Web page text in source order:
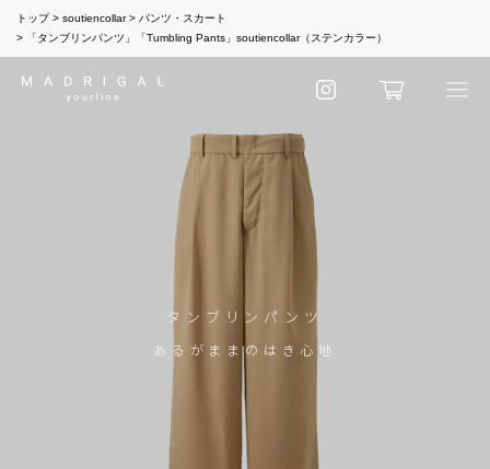
トップ soutiencollar
パンツ・スカート
「タンブリンパンツ」「Tumbling Pants」soutiencollar（ステンカラー）
タンブリンパンツ
あるがままのはき心地